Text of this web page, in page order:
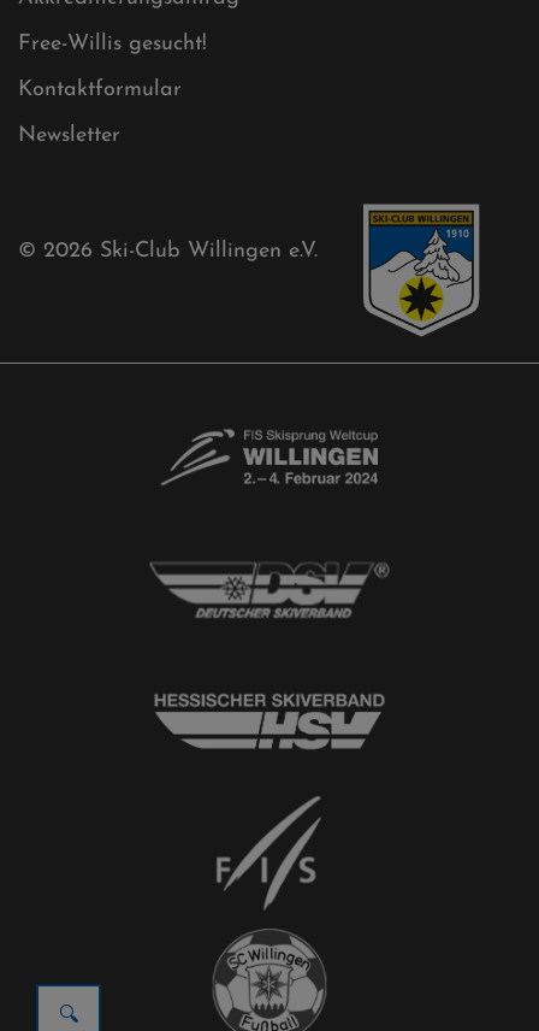
Aktuelles